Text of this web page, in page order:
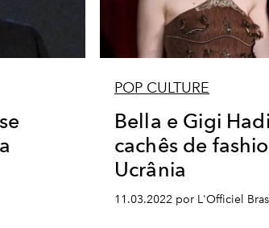
POP CULTURE
Bella e Gigi
cachês de
Ucrânia
11.03.2022 por L'Officiel